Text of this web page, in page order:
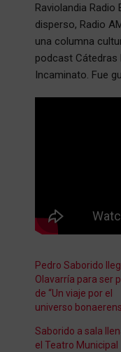
Raviolandia
disperso, Radio
una columna
podcast Cátedras
Incaminato. Fue
Pedro Saborido
Olavarría para ser
de “Un viaje por el
universo
Saborido a sala
el Teatro Municipal